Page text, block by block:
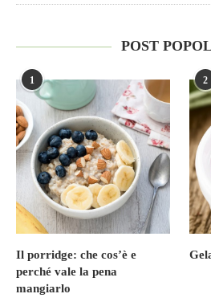
POST
1
Il porridge: che cos’è e
perché vale la pena
mangiarlo
2